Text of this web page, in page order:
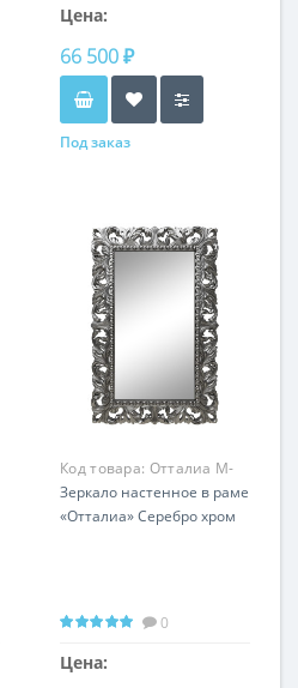
Цена:
66 500 ₽
Под заказ
Код товара: Отталиа M-
16-74
Зеркало настенное в раме
«Отталиа» Серебро хром
0
Цена: